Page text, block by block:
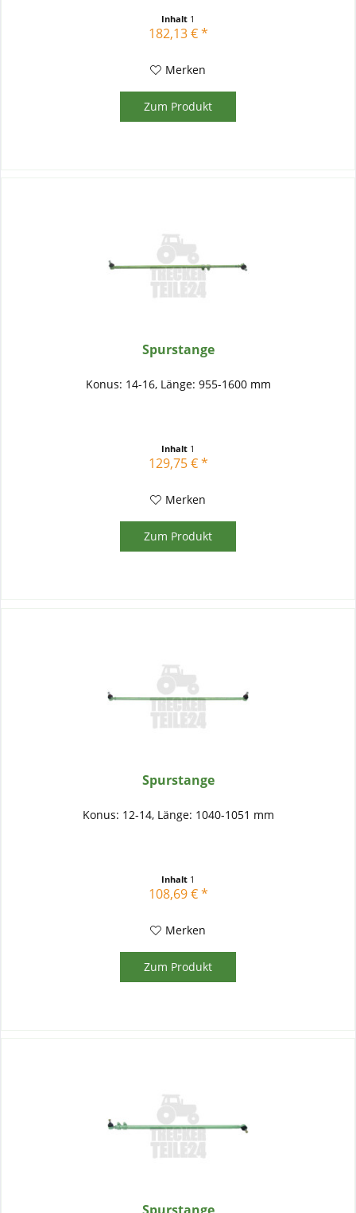
Inhalt 1
182,13 € *
Merken
Zum Produkt
Spurstange
Konus: 14-16, Länge: 955-1600 mm
Inhalt 1
129,75 € *
Merken
Zum Produkt
Spurstange
Konus: 12-14, Länge: 1040-1051 mm
Inhalt 1
108,69 € *
Merken
Zum Produkt